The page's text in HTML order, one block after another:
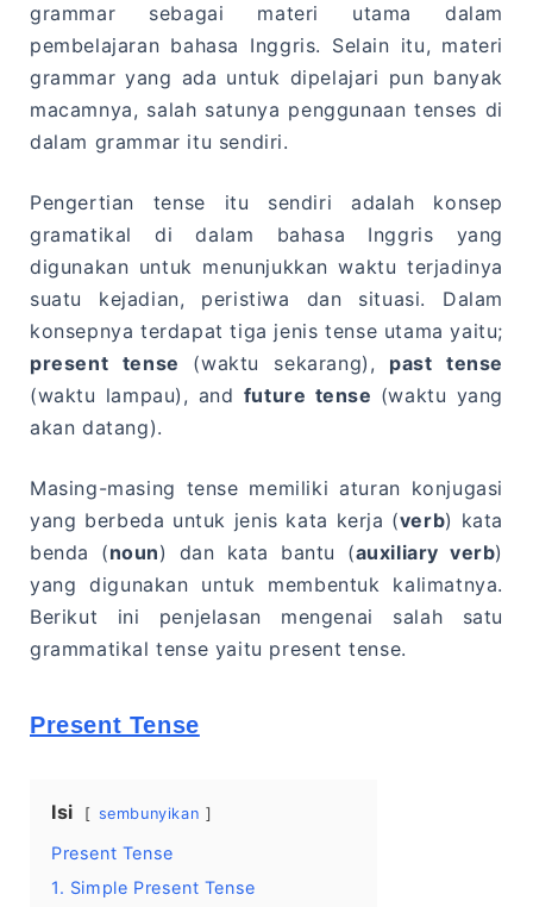
grammar sebagai materi utama dalam
pembelajaran bahasa Inggris. Selain itu, materi
grammar yang ada untuk dipelajari pun banyak
macamnya, salah satunya penggunaan tenses di
dalam grammar itu sendiri.
Pengertian tense itu sendiri adalah konsep
gramatikal di dalam bahasa Inggris yang
digunakan untuk menunjukkan waktu terjadinya
suatu kejadian, peristiwa dan situasi. Dalam
konsepnya terdapat tiga jenis tense utama yaitu;
present tense (waktu sekarang), past tense
(waktu lampau), and future tense (waktu yang
akan datang).
Masing-masing tense memiliki aturan konjugasi
yang berbeda untuk jenis kata kerja (verb) kata
benda (noun) dan kata bantu (auxiliary verb)
yang digunakan untuk membentuk kalimatnya.
Berikut ini penjelasan mengenai salah satu
grammatikal tense yaitu present tense.
Present Tense
Isi sembunyikan
Present Tense
1. Simple Present Tense